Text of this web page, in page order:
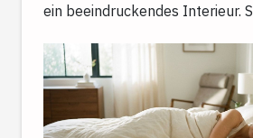
ein beeindruckendes Interieur.